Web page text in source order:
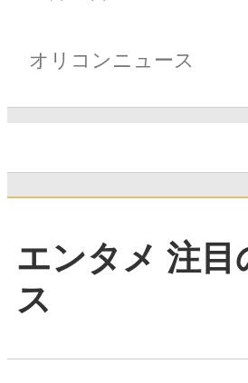
オリコンニュース
エンタメ 注目
ス